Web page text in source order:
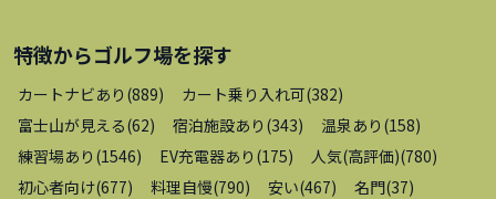
特徴からゴルフ場を探す
カートナビあり (889) カート乗り入れ可(382)
富士山が見える(62) 宿泊施設あり (343) 温泉あり (158)
練習場あり (1546) EV充電器あり (175) 人気(高評価)(780)
初心者向け(677) 料理自慢(790) 安い(467) 名門(37)